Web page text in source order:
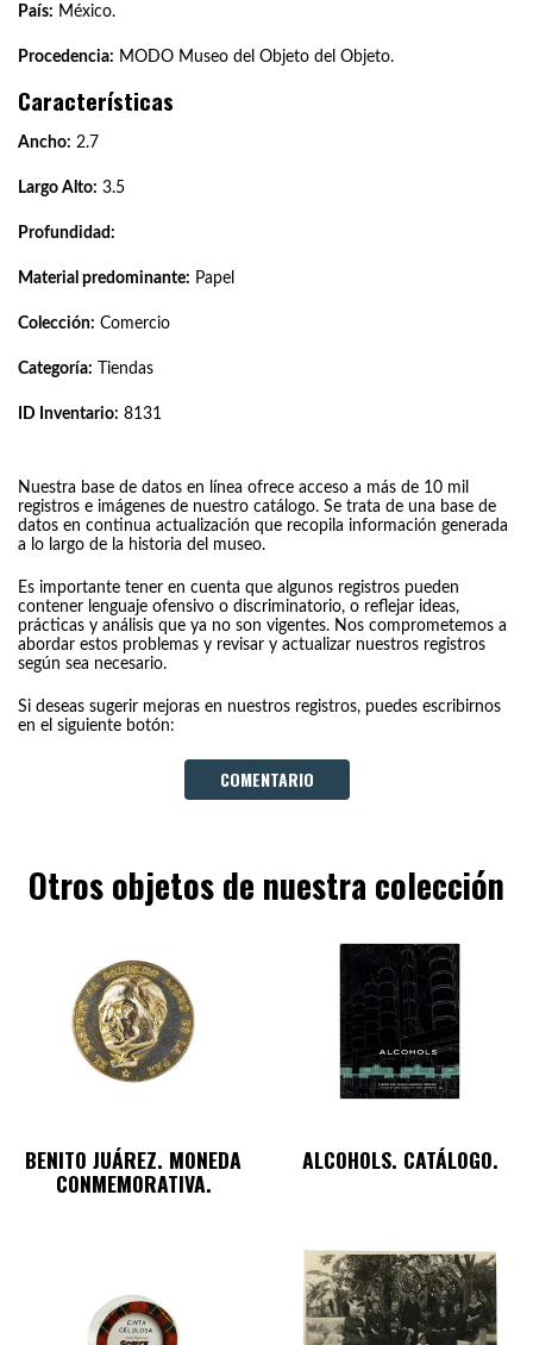
País: México.
Procedencia: MODO Museo del Objeto del Objeto.
Características
Ancho: 2.7
Largo Alto: 3.5
Profundidad:
Material predominante: Papel
Colección: Comercio
Categoría: Tiendas
ID Inventario: 8131
Nuestra base de datos en línea ofrece acceso a más de 10 mil
registros e imágenes de nuestro catálogo. Se trata de una base de
datos en continua actualización que recopila información generada
a lo largo de la historia del museo.
Es importante tener en cuenta que algunos registros pueden
contener lenguaje ofensivo o discriminatorio, o reflejar ideas,
prácticas y análisis que ya no son vigentes. Nos comprometemos a
abordar estos problemas y revisar y actualizar nuestros registros
según sea necesario.
Si deseas sugerir mejoras en nuestros registros, puedes escribirnos
en el siguiente botón:
COMENTARIO
Otros objetos de nuestra colección
BENITO JUÁREZ. MONEDA
CONMEMORATIVA.
ALCOHOLS. CATÁLOGO.